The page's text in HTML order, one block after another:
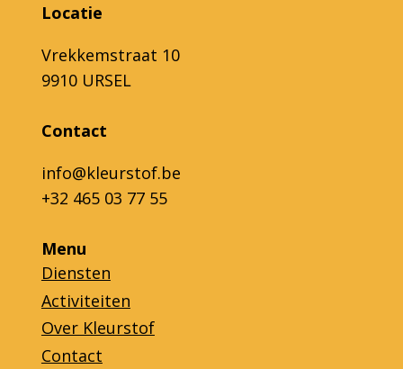
Locatie
Vrekkemstraat 10
9910 URSEL
Contact
info@kleurstof.be
+32 465 03 77 55
Menu
Diensten
Activiteiten
Over Kleurstof
Contact